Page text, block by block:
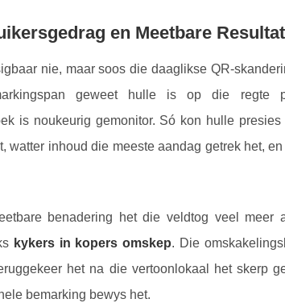
en Meetbare
nie, maar soos die daaglikse QR-
geweet hulle is op die regte
is noukeurig gemonitor. Só kon hulle
watter inhoud die meeste aandag getrek het,
benadering het die veldtog veel meer
kykers in kopers omskep. Die
het na die vertoonlokaal het skerp
bemarking bewys het.